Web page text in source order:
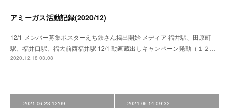
アミーガス活動記録(2020/12)
12/1 メンバー募集ポスターえち鉄さん掲出開始 メディア 福井駅、田原町
駅、福井口駅、福大前西福井駅 12/1 動画蔵出しキャンペーン発動（１２…
2020.12.18 03:08
2021.06.23 12:09 2021.06.14 09:32